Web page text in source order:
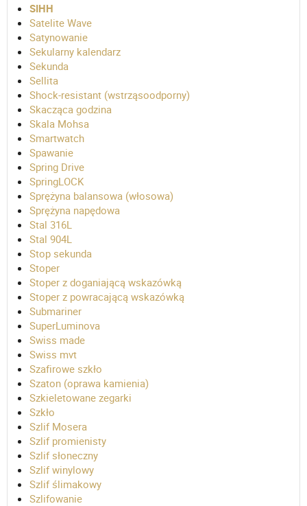
SIHH
Satelite Wave
Satynowanie
Sekularny kalendarz
Sekunda
Sellita
Shock-resistant (wstrząsoodporny)
Skacząca godzina
Skala Mohsa
Smartwatch
Spawanie
Spring Drive
SpringLOCK
Sprężyna balansowa (włosowa)
Sprężyna napędowa
Stal 316L
Stal 904L
Stop sekunda
Stoper
Stoper z doganiającą wskazówką
Stoper z powracającą wskazówką
Submariner
SuperLuminova
Swiss made
Swiss mvt
Szafirowe szkło
Szaton (oprawa kamienia)
Szkieletowane zegarki
Szkło
Szlif Mosera
Szlif promienisty
Szlif słoneczny
Szlif winylowy
Szlif ślimakowy
Szlifowanie